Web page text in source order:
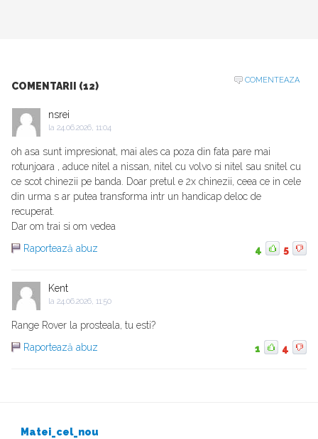
COMENTARII (12)
COMENTEAZA
nsrei
la 24.06.2026, 11:04
oh asa sunt impresionat, mai ales ca poza din fata pare mai
rotunjoara , aduce nitel a nissan, nitel cu volvo si nitel sau snitel cu
ce scot chinezii pe banda. Doar pretul e 2x chinezii, ceea ce in cele
din urma s ar putea transforma intr un handicap deloc de
recuperat.
Dar om trai si om vedea
Raportează abuz
4 5
Kent
la 24.06.2026, 11:50
Range Rover la prosteala, tu esti?
Raportează abuz
1 4
Matei_cel_nou